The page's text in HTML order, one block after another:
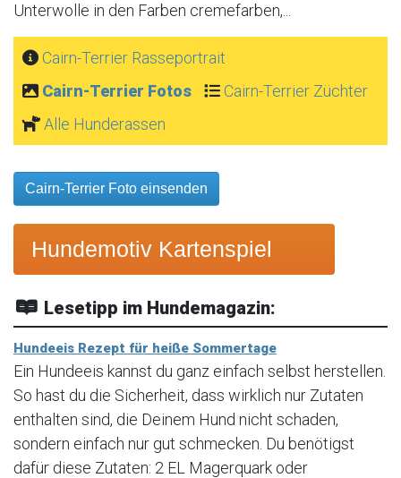
Unterwolle in den Farben cremefarben,...
Cairn-Terrier Rasseportrait
Cairn-Terrier Fotos
Cairn-Terrier Züchter
Alle Hunderassen
Cairn-Terrier Foto einsenden
Hundemotiv Kartenspiel
Lesetipp im Hundemagazin:
Hundeeis Rezept für heiße Sommertage
Ein Hundeeis kannst du ganz einfach selbst herstellen.
So hast du die Sicherheit, dass wirklich nur Zutaten
enthalten sind, die Deinem Hund nicht schaden,
sondern einfach nur gut schmecken. Du benötigst
dafür diese Zutaten: 2 EL Magerquark oder